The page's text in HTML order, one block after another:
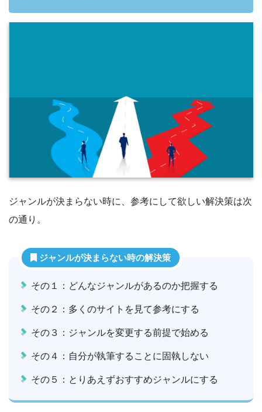
ジャンルが決まらない時に、参考にして欲しい解決策は次
の通り。
ジャンルが決まらない時の解決策
その１：どんなジャンルがあるのか把握する
その２：多くのサイトを見て参考にする
その３：ジャンルを変更する前提で始める
その４：自分が執筆することに固執しない
その５：とりあえずおすすめジャンルにする